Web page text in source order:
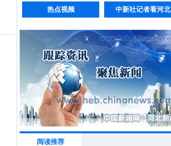
热点视频 中新社记者看河北
阅读推荐